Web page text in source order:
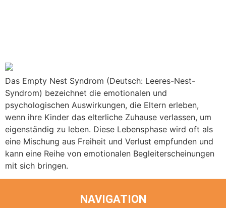
Das Empty Nest Syndrom (Deutsch: Leeres-Nest-
Syndrom) bezeichnet die emotionalen und
psychologischen Auswirkungen, die Eltern erleben,
wenn ihre Kinder das elterliche Zuhause verlassen, um
eigenständig zu leben. Diese Lebensphase wird oft als
eine Mischung aus Freiheit und Verlust empfunden und
kann eine Reihe von emotionalen Begleiterscheinungen
mit sich bringen.
NAVIGATION